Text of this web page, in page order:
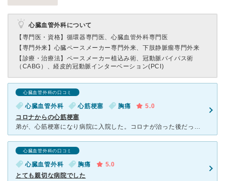
心臓血管外科について
【専門医・資格】 循環器専門医、心臓血管外科専門医
【専門外来】 心臓ペースメーカー専門外来、下肢静脈瘤専門外来
【診療・治療法】 ペースメーカー植込み術、冠動脈バイパス術
（CABG）、経皮的冠動脈インターベーション(PCI)
心臓血管外科の口コミ
心臓血管外科 心筋梗塞 胸痛
5.0
コロナからの心筋梗塞
弟が、心筋梗塞になり病院に入院した。コロナが治った後だった。胸が苦しいと言っていたので、病院行くようにすすめていた。かかりつけに行ったところ、心筋梗塞がおきていたらしい。水もたまっていた。手術にはなら
心臓血管外科の口コミ
心臓血管外科 胸痛
5.0
とても親切な病院でした